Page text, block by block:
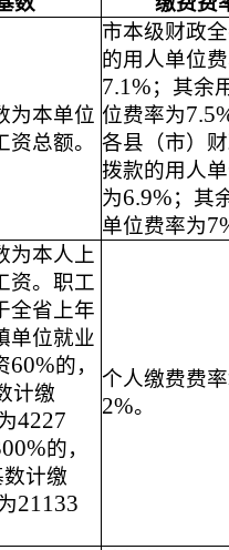
为本单位
资总额。
市本级财政
的用人单位
7.1%；其余
位费率为
各县（市）
拨款的用人
为6.9%；其
单位费率为
为本人上
资。职工
全省上年
单位就业
60%的，
计缴
4227
的，
数计缴
21133
个人缴费费
2%。